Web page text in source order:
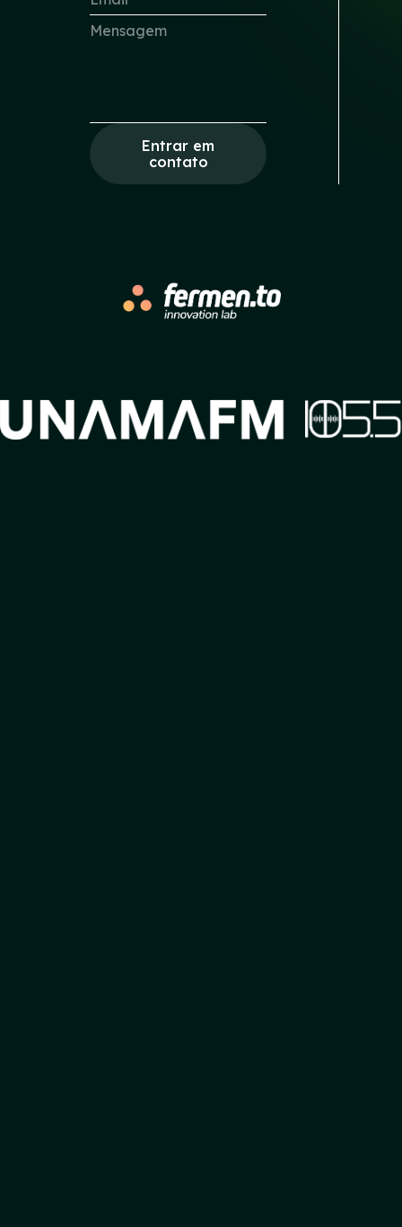
Entrar em
contato